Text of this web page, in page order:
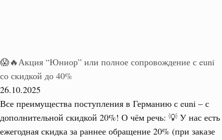
😱🔥Акция “Юниор” или полное сопровождение с euni
со скидкой до 40%
26.10.2025
Все преимущества поступления в Германию с euni – с
дополнительной скидкой 20%! О чём речь: 💡 У нас есть
ежегодная скидка за раннее обращение 20% (при заказе